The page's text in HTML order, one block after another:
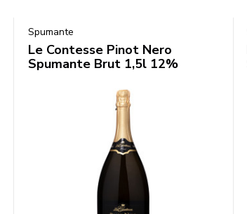
Spumante
Le Contesse Pinot Nero
Spumante Brut 1,5l 12%